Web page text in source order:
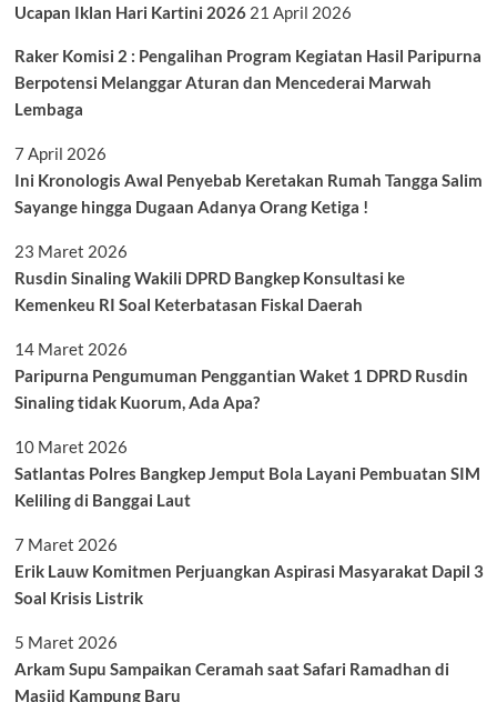
Ucapan Iklan Hari Kartini 2026 21 April 2026
Raker Komisi 2 : Pengalihan Program Kegiatan Hasil Paripurna
Berpotensi Melanggar Aturan dan Mencederai Marwah
Lembaga
7 April 2026
Ini Kronologis Awal Penyebab Keretakan Rumah Tangga Salim
Sayange hingga Dugaan Adanya Orang Ketiga !
23 Maret 2026
Rusdin Sinaling Wakili DPRD Bangkep Konsultasi ke
Kemenkeu RI Soal Keterbatasan Fiskal Daerah
14 Maret 2026
Paripurna Pengumuman Penggantian Waket 1 DPRD Rusdin
Sinaling tidak Kuorum, Ada Apa?
10 Maret 2026
Satlantas Polres Bangkep Jemput Bola Layani Pembuatan SIM
Keliling di Banggai Laut
7 Maret 2026
Erik Lauw Komitmen Perjuangkan Aspirasi Masyarakat Dapil 3
Soal Krisis Listrik
5 Maret 2026
Arkam Supu Sampaikan Ceramah saat Safari Ramadhan di
Masjid Kampung Baru